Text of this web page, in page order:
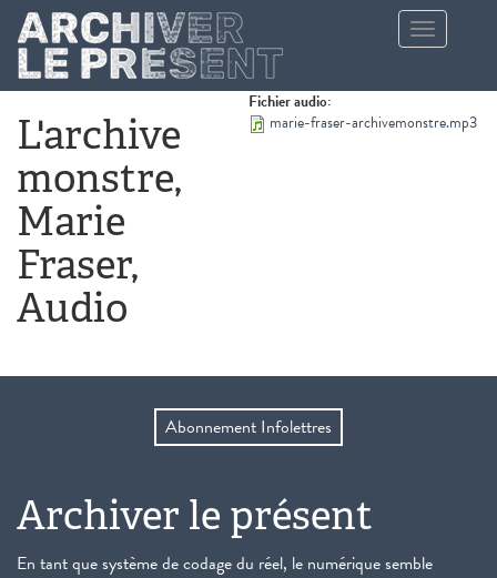
Aller au contenu principal
Toggle
navigation
L'archive
monstre,
Marie
Fraser,
Audio
Fichier audio:
marie-fraser-archivemonstre.mp3
Abonnement Infolettres
Archiver le présent
En tant que système de codage du réel, le numérique semble